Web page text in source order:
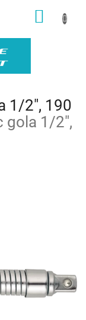
1/2", 190
gola 1/2",